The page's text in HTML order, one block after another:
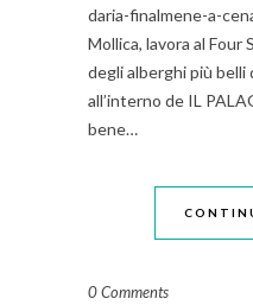
daria-finalmene-a-
Mollica, lavora al Four
degli alberghi più
all’interno de IL
bene…
0 Comments